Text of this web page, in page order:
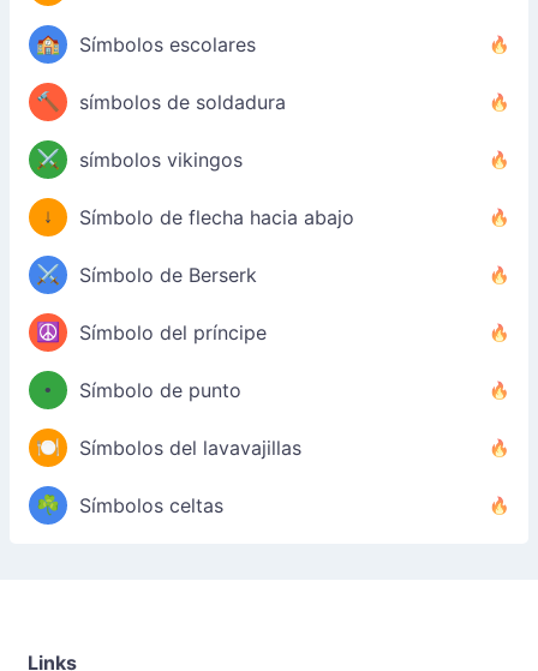
🏫 Símbolos escolares
🔨 símbolos de soldadura
⚔️ símbolos vikingos
↓ Símbolo de flecha hacia abajo
⚔️ Símbolo de Berserk
☮️ Símbolo del príncipe
• Símbolo de punto
🍽️ Símbolos del lavavajillas
☘️ Símbolos celtas
Links